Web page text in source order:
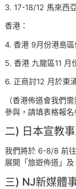
3. ⁠17-18/12 馬來西
香港：
4. ⁠香港 9月份港島
5. ⁠香港 九龍區11 月
6. ⁠正商討12 月於東
（香港佈道會我們
參與，請填表格報名
二) 日本宣教事
我們將於 6-8/8 前
展開「旅遊佈道」
三) NJ新媒體